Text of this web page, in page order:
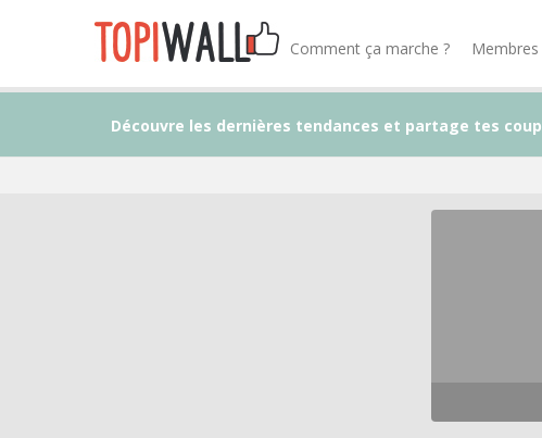
Comment ça marche ?
Découvre les dernières tendances et partage tes